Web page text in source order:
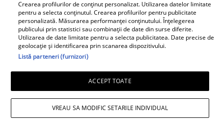
apreciate modele din anii 90. A
fost decorată recent de
Ministerul Culturii din Franța.
Foto
Crearea profilurilor de conținut personalizat. Utilizarea datelor limitate
pentru a selecta conținutul. Crearea profilurilor pentru publicitate
personalizată. Măsurarea performanței conținutului. Înțelegerea
publicului prin statistici sau combinații de date din surse diferite.
Utilizarea de date limitate pentru a selecta publicitatea. Date precise de
geolocație și identificarea prin scanarea dispozitivului.
Listă parteneri (furnizori)
ACCEPT TOATE
VREAU SA MODIFIC SETARILE INDIVIDUAL